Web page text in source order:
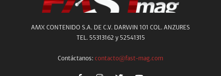
AMX CONTENIDO S.A. DE C.V. DARWIN 101 COL. ANZURES
TEL. 55313162 y 52541315
Contáctanos: contacto@fast-mag.com